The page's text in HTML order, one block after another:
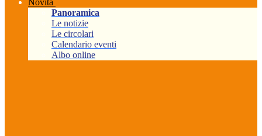
Novità
Panoramica
Le notizie
Le circolari
Calendario eventi
Albo online